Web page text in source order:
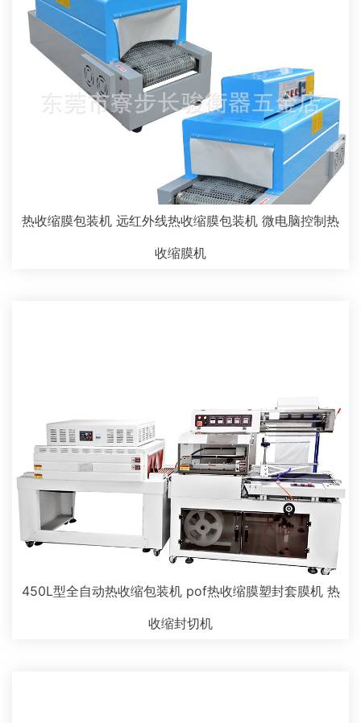
热收缩膜包装机 远红外线热收缩膜包装机 微电脑控制热
收缩膜机
450L型全自动热收缩包装机 pof热收缩膜塑封套膜机 热
收缩封切机